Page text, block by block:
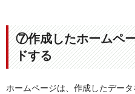
⑦作成したホームペ
ドする
ホームページは、作成したデー